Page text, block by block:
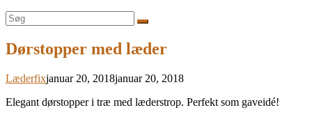
Søg
efter:
Dørstopper med læder
Læderfixjanuar 20, 2018januar 20, 2018
Elegant dørstopper i træ med læderstrop. Perfekt som gaveidé!